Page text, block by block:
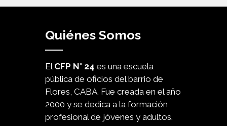
Quiénes Somos
El CFP N° 24 es una escuela
pública de oficios del barrio de
Flores, CABA. Fue creada en el año
2000 y se dedica a la formación
profesional de jóvenes y adultos.